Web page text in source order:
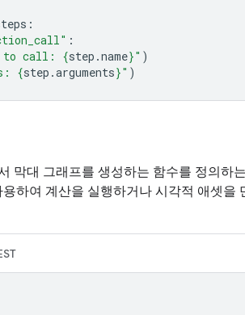
:
:
to call: {step .name}" )
{step .arguments}" )
막대 그래프를 생성하는 함수를 정의하
하여 계산을 실행하거나 시각적 애셋을